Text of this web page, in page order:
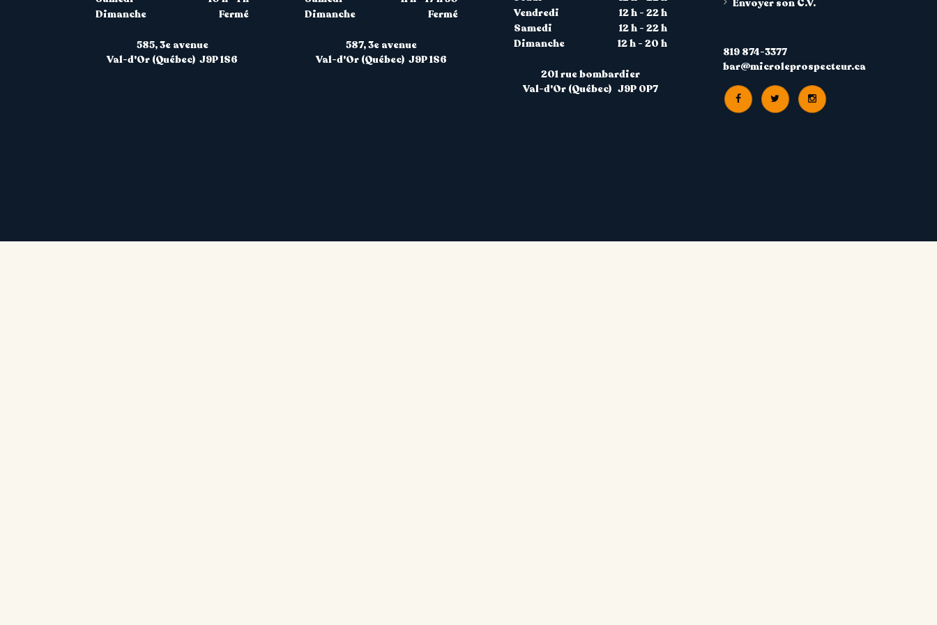
Dimanche
Fermé
585, 3e avenue
Val-d'Or (Québec) J9P 1S6
Dimanche
Fermé
587, 3e avenue
Val-d'Or (Québec) J9P 1S6
Vendredi
12 h - 22 h
Samedi
12 h - 22 h
Dimanche
12 h - 20 h
201 rue bombardier
Val-d'Or (Québec) J9P 0P7
Envoyer son C.V.
819 874-3377
bar@microleprospecteur.ca